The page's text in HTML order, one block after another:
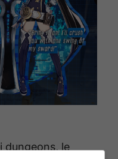
dungeons, le